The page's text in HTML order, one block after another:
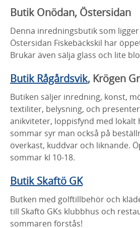
Butik Onödan, Östersidan
Denna inredningsbutik som
Östersidan Fiskebäckskil har
Brukar även sälja glass och lite
Butik Rågårdsvik, Krögen
Butiken säljer inredning, konst,
textiliter, belysning, och
anikviteter, loppisfynd med lokalt
sommar syr man också på
överkast, kuddvar och liknande.
sommar kl 10-18.
Butik Skaftö GK
Butken med golftillbehör och
till Skaftö GKs klubbhus och
sommaren förstås!